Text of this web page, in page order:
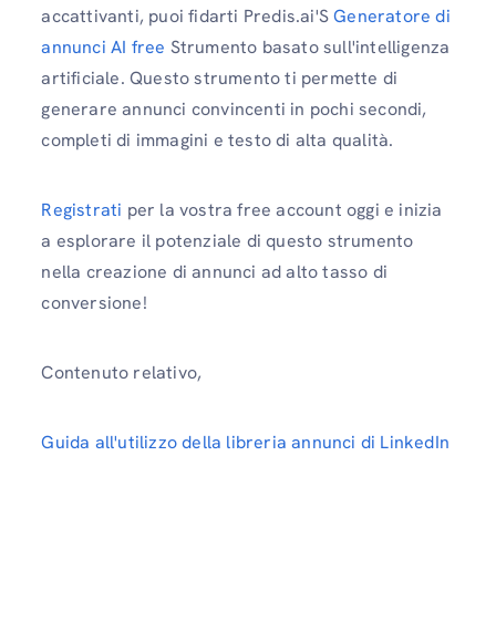
accattivanti, puoi fidarti Predis.ai'SGeneratore di
annunci AI free Strumento basato sull'intelligenza
artificiale. Questo strumento ti permette di
generare annunci convincenti in pochi secondi,
completi di immagini e testo di alta qualità.
Registrati per la vostra free account oggi e inizia
a esplorare il potenziale di questo strumento
nella creazione di annunci ad alto tasso di
conversione!
Contenuto relativo,
Guida all'utilizzo della libreria annunci di LinkedIn